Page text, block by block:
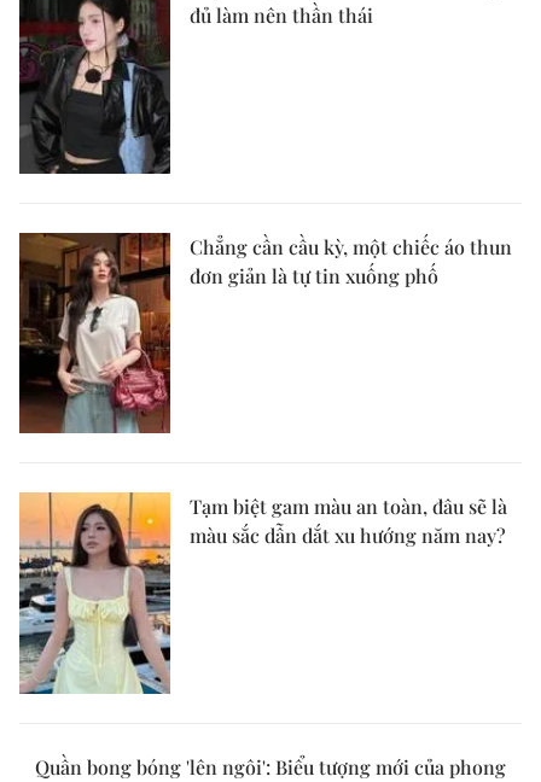
đủ làm nên thần thái
Chẳng cần cầu kỳ, một chiếc áo thun
đơn giản là tự tin xuống phố
Tạm biệt gam màu an toàn, đâu sẽ là
màu sắc dẫn dắt xu hướng năm nay?
Quần bong bóng 'lên ngôi': Biểu tượng mới của phong